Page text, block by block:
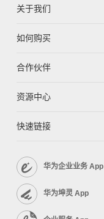
关于我们
如何购买
合作伙伴
资源中心
快速链接
华为企业业务 App
华为坤灵 App